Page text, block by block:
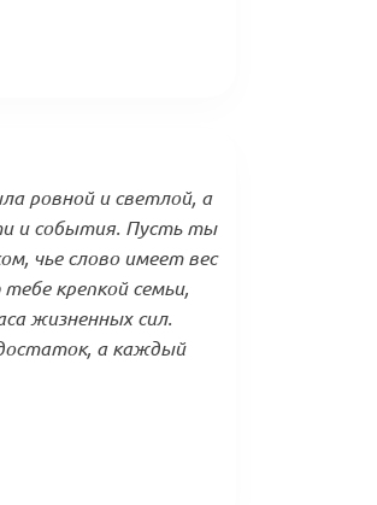
ровной и светлой, а
и события. Пусть ты
чье слово имеет вес
крепкой семьи,
жизненных сил.
а каждый